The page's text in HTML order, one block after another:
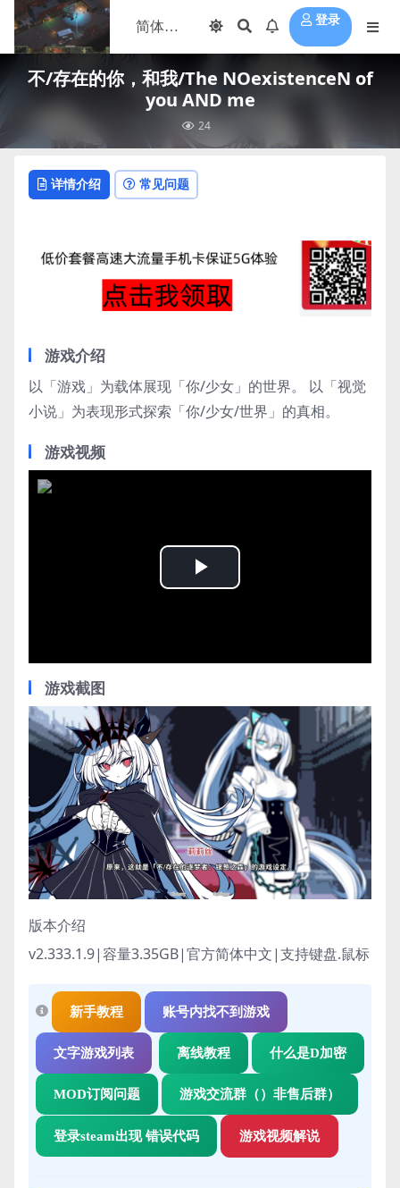
登录
不/存在的你，和我/The NOexistenceN of
you AND me
24
详情介绍 常见问题
游戏介绍
以「游戏」为载体展现「你/少女」的世界。 以「视觉
小说」为表现形式探索「你/少女/世界」的真相。
游戏视频
Play
游戏截图
版本介绍
v2.333.1.9|容量3.35GB|官方简体中文|支持键盘.鼠标
新手教程 账号内找不到游戏
文字游戏列表 离线教程 什么是D加密
MOD订阅问题 游戏交流群（）非售后群）
登录steam出现 错误代码 游戏视频解说